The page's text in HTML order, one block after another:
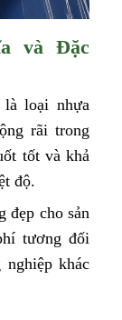
và Đặc
loại nhựa
rãi trong
tốt và khả
độ.
đẹp cho sản
tương đối
khác